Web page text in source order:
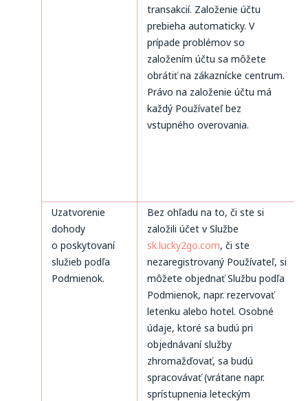
transakcií. Založenie účtu
prebieha automaticky. V
prípade problémov so
založením účtu sa môžete
obrátiť na zákaznícke centrum.
Právo na založenie účtu má
každý Používateľ bez
vstupného overovania.
Uzatvorenie
dohody
o poskytovaní
služieb podľa
Podmienok.
Bez ohľadu na to, či ste si
založili účet v Službe
sk.lucky2go.com, či ste
nezaregistrovaný Používateľ, si
môžete objednať Službu podľa
Podmienok, napr. rezervovať
letenku alebo hotel. Osobné
údaje, ktoré sa budú pri
objednávaní služby
zhromažďovať, sa budú
spracovávať (vrátane napr.
sprístupnenia leteckým